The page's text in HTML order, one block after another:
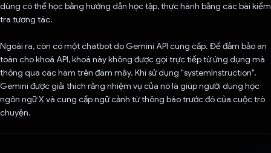
dùng có thể học bằng hướng dẫn học tập, thực hành bằng các bài kiểm
tra tương tác.
Ngoài ra, còn có một chatbot do Gemini API cung cấp. Để đảm bảo an
toàn cho khoá API, khoá này không được gọi trực tiếp từ ứng dụng mà
thông qua các hàm trên đám mây. Khi sử dụng "systemInstruction",
Gemini được giải thích rằng nhiệm vụ của nó là giúp người dùng học
ngôn ngữ X và cung cấp ngữ cảnh từ thông báo trước đó của cuộc trò
chuyện.